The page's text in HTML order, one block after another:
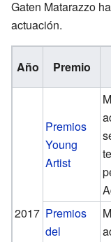
Gaten Matarazzo
actuación.
Año Premio
2017
Premios
Young
Artist
Premios
del